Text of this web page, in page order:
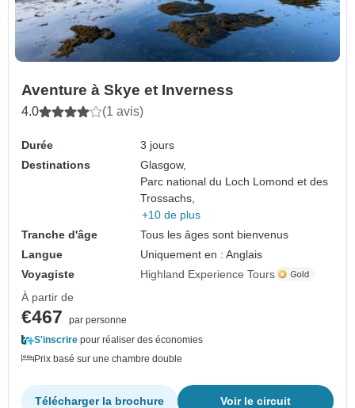
Aventure à Skye et Inverness
4.0 (1 avis)
Durée
3 jours
Destinations
Glasgow,
Parc national du Loch Lomond et des
Trossachs,
+10 de plus
Tranche d'âge
Tous les âges sont bienvenus
Langue
Uniquement en : Anglais
Voyagiste
Highland Experience Tours
À partir de
€467
par personne
S'inscrire pour réaliser des économies
Prix basé sur une chambre double
Voir le circuit
Télécharger la brochure